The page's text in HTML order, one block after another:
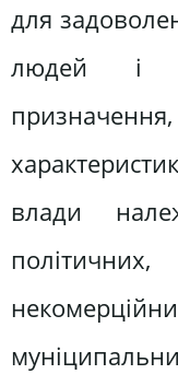
для
людей і
влади